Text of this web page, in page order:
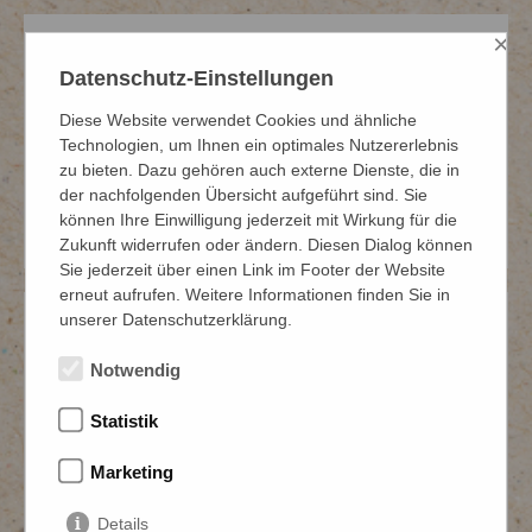
Frühstück bis Feierabend
Eine starke Theke folgt dem Tagesrhythmus. FFS
entwickelt passende Snack-Konzepte für Frühstück, Mittag
und Feierabend – von Coffee-to-go-Begleitern bis zu
warmen Snacks. So bleibt dein Angebot den ganzen Tag
attraktiv und sorgt für mehr Frequenz und höhere Bons.
Beratung von budgetorientiert bis zum
aufmerksamkeitsstarke Theken-Highlights mit Social-
Konzepte, die zu deiner Marke, deinem Team und
Datenschutz-Einstellungen
×
Diese Website verwendet Cookies und ähnliche
Technologien, um Ihnen ein optimales Nutzererlebnis
zu bieten. Dazu gehören auch externe Dienste, die in
der nachfolgenden Übersicht aufgeführt sind. Sie
können Ihre Einwilligung jederzeit mit Wirkung für die
Zukunft widerrufen oder ändern. Diesen Dialog können
Sie jederzeit über einen Link im Footer der Website
erneut aufrufen. Weitere Informationen finden Sie in
unserer Datenschutzerklärung.
Notwendig
Statistik
Marketing
Details